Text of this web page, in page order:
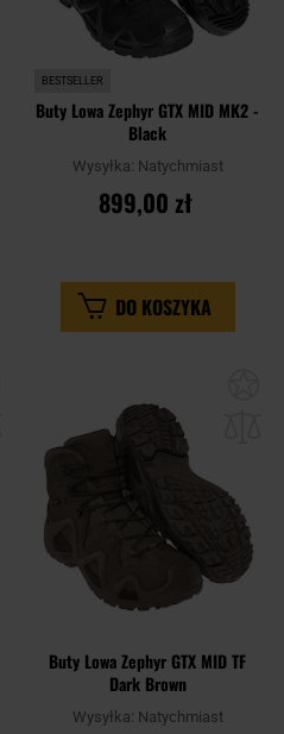
BESTSELLER
Buty Lowa Zephyr GTX MID MK2 -
Black
Wysyłka: Natychmiast
899,00 zł
DO KOSZYKA
schowka
Buty Lowa Zephyr GTX MID TF
Dark Brown
Wysyłka: Natychmiast